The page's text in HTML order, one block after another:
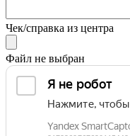
Чек/справка из центра
Файл не выбран